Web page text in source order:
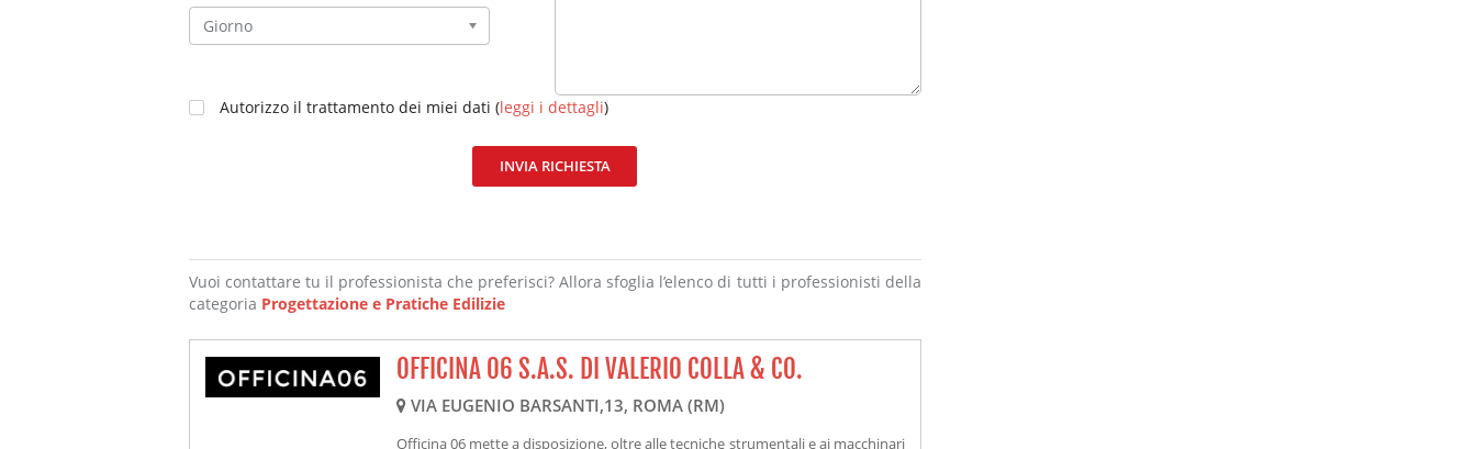
Giorno
Autorizzo il trattamento dei miei dati (leggi i dettagli)
INVIA RICHIESTA
Vuoi contattare tu il professionista che preferisci? Allora sfoglia l’elenco di tutti i professionisti della
categoria Progettazione e Pratiche Edilizie
OFFICINA 06 S.A.S. DI VALERIO COLLA & CO.
VIA EUGENIO BARSANTI,13, ROMA (RM)
Officina 06 mette a disposizione, oltre alle tecniche strumentali e ai macchinari